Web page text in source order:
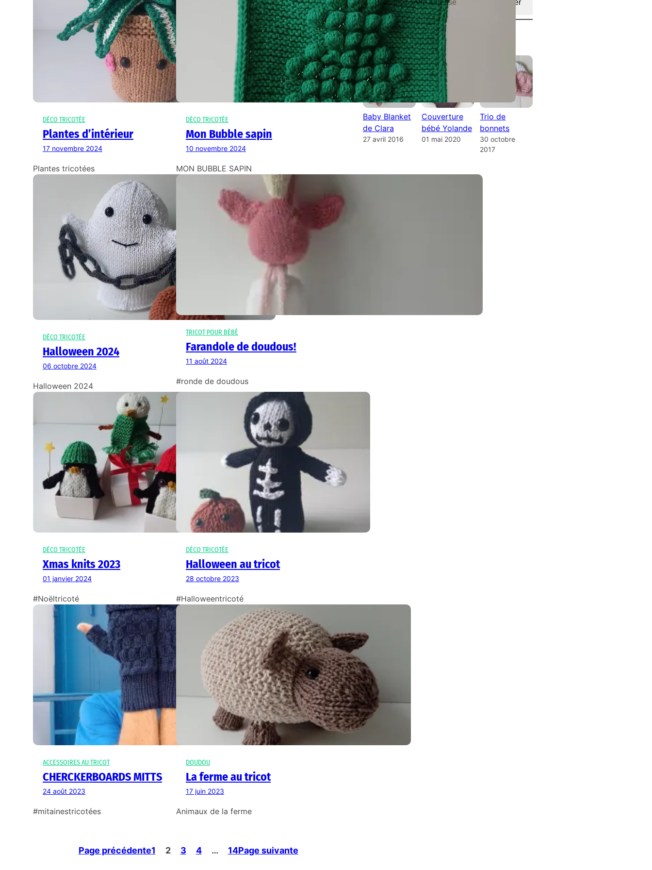
DÉCO TRICOTÉE
Plantes d’intérieur
17 novembre 2024
Plantes tricotées
DÉCO TRICOTÉE
Mon Bubble sapin
10 novembre 2024
MON BUBBLE SAPIN
DÉCO TRICOTÉE
Halloween 2024
06 octobre 2024
Halloween 2024
TRICOT POUR BÉBÉ
Farandole de doudous!
11 août 2024
#ronde de doudous
DÉCO TRICOTÉE
Xmas knits 2023
01 janvier 2024
#Noëltricoté
DÉCO TRICOTÉE
Halloween au tricot
28 octobre 2023
#Halloweentricoté
ACCESSOIRES AU TRICOT
CHERCKERBOARDS MITTS
24 août 2023
#mitainestricotées
DOUDOU
La ferme au tricot
17 juin 2023
Animaux de la ferme
Page précédente1 2 3 4 … 14Page suivante
Newsletter
ILS ONT LA COTE (DE MAILLES)
Baby Blanket
de Clara
27 avril 2016
Couverture
bébé Yolande
01 mai 2020
Trio de
bonnets
30 octobre
2017